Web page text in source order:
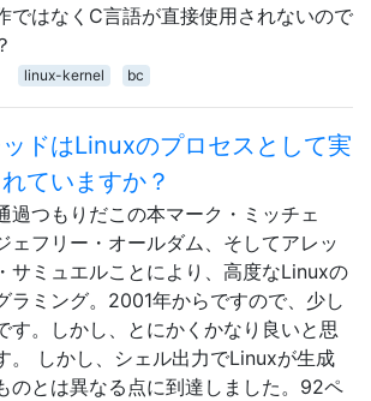
ではなくC言語が直接使用されないので
linux-kernel bc
ッドはLinuxのプロセスとして実
ていますか？
過つもりだこの本マーク・ミッチェ
ェフリー・オールダム、そしてアレッ
サミュエルことにより、高度なLinuxの
ラミング。2001年からですので、少し
す。しかし、とにかくかなり良いと思
。 しかし、シェル出力でLinuxが生成
のとは異なる点に到達しました。92ペ